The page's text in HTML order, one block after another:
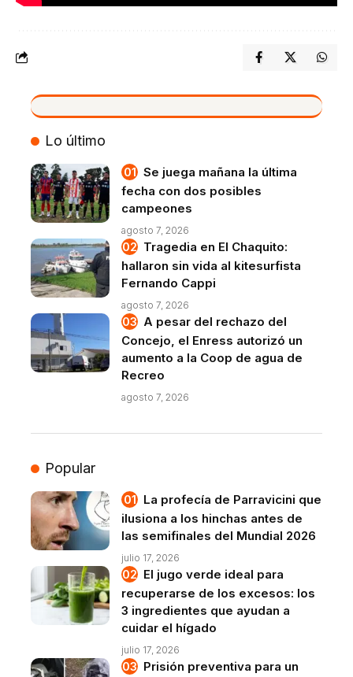
VIVO
Lo último
Se juega mañana la última
fecha con dos posibles
campeones
agosto 7, 2026
Tragedia en El Chaquito:
hallaron sin vida al kitesurfista
Fernando Cappi
agosto 7, 2026
A pesar del rechazo del
Concejo, el Enress autorizó un
aumento a la Coop de agua de
Recreo
agosto 7, 2026
Popular
La profecía de Parravicini que
ilusiona a los hinchas antes de
las semifinales del Mundial 2026
julio 17, 2026
El jugo verde ideal para
recuperarse de los excesos: los
3 ingredientes que ayudan a
cuidar el hígado
julio 17, 2026
Prisión preventiva para un